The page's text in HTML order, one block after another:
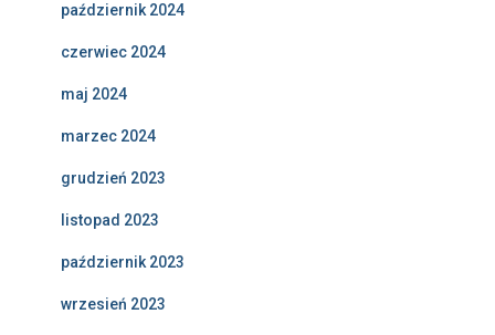
październik 2024
czerwiec 2024
maj 2024
marzec 2024
grudzień 2023
listopad 2023
październik 2023
wrzesień 2023